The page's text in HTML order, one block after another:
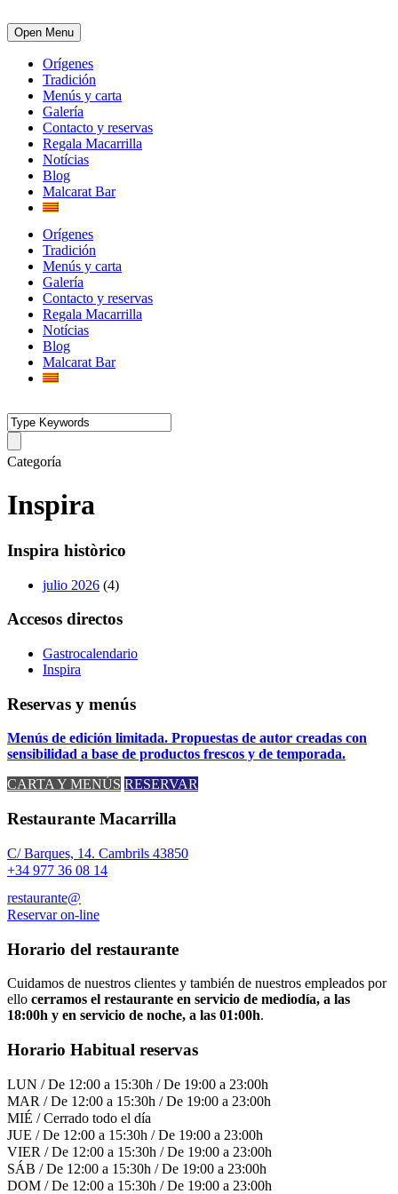
Open Menu
Orígenes
Tradición
Menús y carta
Galería
Contacto y reservas
Regala Macarrilla
Notícias
Blog
Malcarat Bar
Orígenes
Tradición
Menús y carta
Galería
Contacto y reservas
Regala Macarrilla
Notícias
Blog
Malcarat Bar
Categoría
Inspira
Inspira històrico
julio 2026 (4)
Accesos directos
Gastrocalendario
Inspira
Reservas y menús
Menús de edición limitada. Propuestas de autor creadas con
sensibilidad a base de productos frescos y de temporada.
CARTA Y MENÚS RESERVAR
Restaurante Macarrilla
C/ Barques, 14. Cambrils 43850
+34 977 36 08 14
restaurante@
Reservar on-line
Horario del restaurante
Cuidamos de nuestros clientes y también de nuestros empleados por
ello cerramos el restaurante en servicio de mediodía, a las
18:00h y en servicio de noche, a las 01:00h.
Horario Habitual reservas
LUN / De 12:00 a 15:30h / De 19:00 a 23:00h
MAR / De 12:00 a 15:30h / De 19:00 a 23:00h
MIÉ / Cerrado todo el día
JUE / De 12:00 a 15:30h / De 19:00 a 23:00h
VIER / De 12:00 a 15:30h / De 19:00 a 23:00h
SÁB / De 12:00 a 15:30h / De 19:00 a 23:00h
DOM / De 12:00 a 15:30h / De 19:00 a 23:00h